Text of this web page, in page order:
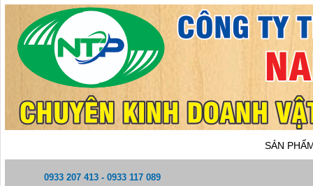
SẢN
0933 207 413 - 0933 117 089